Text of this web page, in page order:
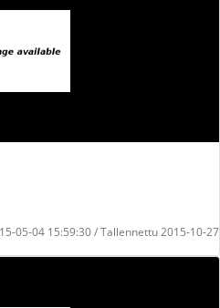
05-04 15:59:30 / Tallennettu 2015-10-27